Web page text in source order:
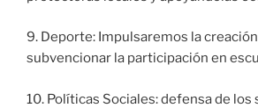
9. Deporte: Impulsaremos la
subvencionar la participación en
10. Políticas Sociales: defensa de